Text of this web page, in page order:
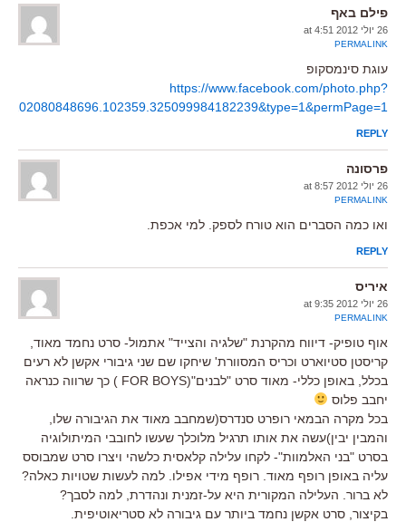
פילם באף
26 יולי 2012 at 4:51
PERMALINK
עוגת סינמסקופ
https://www.facebook.com/photo.php?
REPLY
פרסונה
26 יולי 2012 at 8:57
PERMALINK
ואו כמה הסברים הוא טורח לספק. למי אכפת.
REPLY
איריס
26 יולי 2012 at 9:35
PERMALINK
אוף טופיק- דיווח מהקרנת "שלגיה והצייד" אתמול- סרט נחמד מאוד,
קריסטן סטיוארט וכריס המסוורת' שיחקו שם שני גיבורי אקשן לא רעים
בכלל, באופן כללי- מאוד סרט "לבנים"(FOR BOYS ) כך שרווה כנראה
יחבב פלוס
בכל מקרה הבמאי רופרט סנדרס(שמחבב מאוד את הגיבורה שלו,
והמבין יבין)עשה את אותו תרגיל מלוכלך שעשו לחובבי המיתולוגיה
בסרט "בני האלמוות"- לקחו עלילה קלאסית כלשהי ויצרו סרט שמבוסס
עליה באופן רופף מאוד. רופף מידי אפילו. למה לעשות שטויות כאלה?
לא ברור. העלילה המקורית היא על-זמנית ונהדרת, למה לסבך?
בקיצור, סרט אקשן נחמד ביותר עם גיבורה לא סטריאוטיפית.